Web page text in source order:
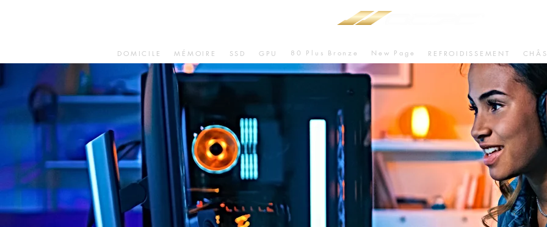
DOMICILE MÉMOIRE SSD GPU 80 Plus Bronze New Page REFROIDISSEMENT